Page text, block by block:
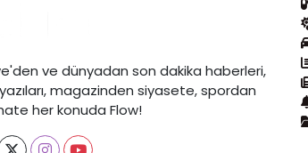
ve dünyadan son dakika haberleri,
magazinden siyasete, spordan
her konuda Flow!